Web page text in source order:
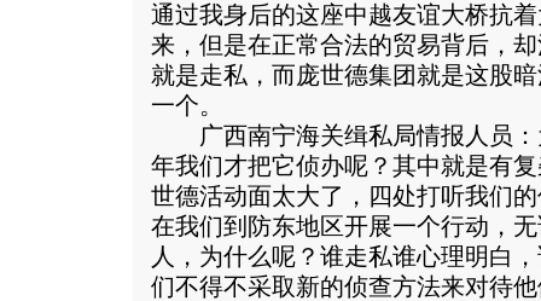
通过我身后的这座中越友谊大桥抗
来，但是在正常合法的贸易背后，
就是走私，而庞世德集团就是这股
一个。
广西南宁海关缉私局情报人员：
年我们才把它侦办呢？其中就是有
世德活动面太大了，四处打听我们
在我们到防东地区开展一个行动，
人，为什么呢？谁走私谁心理明白
们不得不采取新的侦查方法来对待